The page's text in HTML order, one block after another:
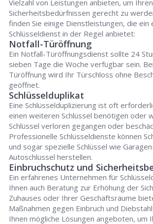
Vielzahl von Leistungen anbieten, um Ihren
Sicherheitsbedürfnissen gerecht zu
finden Sie einige Dienstleistungen, die ein
Schlüsseldienst in der Regel anbietet:
Notfall-Türöffnung
Ein Notfall-Türöffnungsdienst sollte 24
sieben Tage die Woche verfügbar sein.
Türöffnung wird Ihr Türschloss ohne
geöffnet.
Schlüsselduplikat
Eine Schlüsselduplizierung ist oft
einen weiteren Schlüssel benötigen oder
Schlüssel verloren gegangen oder
Professionelle Schlüsseldienste können
und sogar spezielle Schlüssel wie
Autoschlüssel herstellen.
Einbruchschutz und
Ein erfahrenes Unternehmen für
Ihnen auch Beratung zur Erhöhung der
Zuhauses oder Ihrer Geschäftsräume
Maßnahmen gegen Einbruch und
Ihnen mögliche Lösungen angeboten, um